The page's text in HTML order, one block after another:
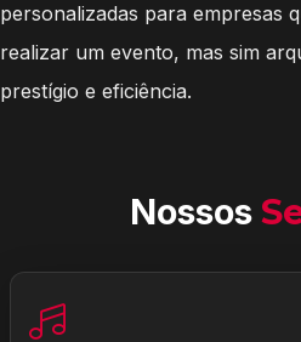
personalizadas para empresas
realizar um evento, mas sim
prestígio e eficiência.
Nossos